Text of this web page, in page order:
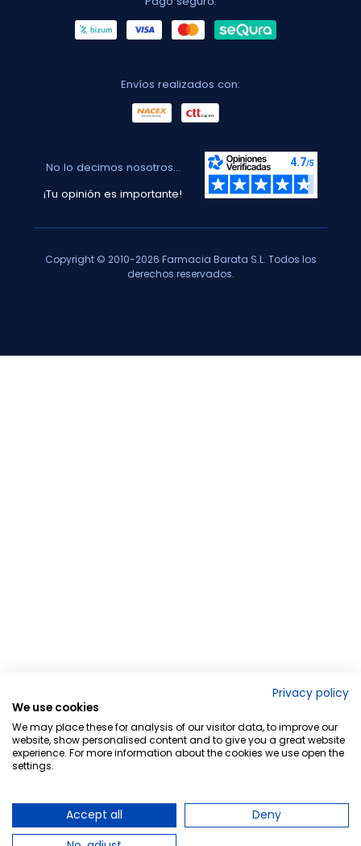
Envíos realizados con:
No lo decimos nosotros...
¡Tu opinión es importante!
Copyright © 2010-2026 Farmacia Barata S.L. Todos los
derechos reservados.
Privacy policy
We use cookies
We may place these for analysis of our visitor data, to improve our
website, show personalised content and to give you a great website
experience. For more information about the cookies we use open the
settings.
Accept all
Deny